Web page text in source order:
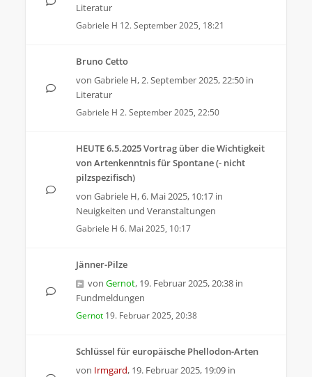
Literatur
Gabriele H 12. September 2025, 18:21
Bruno Cetto
von Gabriele H,2. September 2025, 22:50 in
Literatur
Gabriele H 2. September 2025, 22:50
HEUTE 6.5.2025 Vortrag über die Wichtigkeit
von Artenkenntnis für Spontane (- nicht
pilzspezifisch)
von Gabriele H,6. Mai 2025, 10:17 in
Neuigkeiten und Veranstaltungen
Gabriele H 6. Mai 2025, 10:17
Jänner-Pilze
von Gernot, 19. Februar 2025, 20:38 in
Fundmeldungen
Gernot 19. Februar 2025, 20:38
Schlüssel für europäische Phellodon-Arten
von Irmgard, 19. Februar 2025, 19:09 in